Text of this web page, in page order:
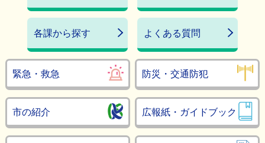
各課から探す よくある質問
緊急・救急 防災・交通防犯
市の紹介 広報紙・ガイドブック